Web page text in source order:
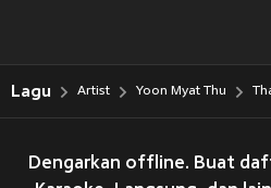
Lagu Artist Yoon Myat Thu
Dengarkan offline. Buat